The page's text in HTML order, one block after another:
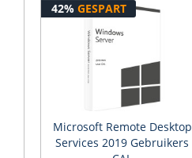
42% GESPART
Microsoft Remote Desktop
Services 2019 Gebruikers